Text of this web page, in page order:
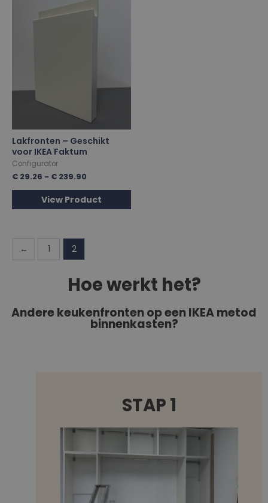
Lakfronten – Geschikt
voor IKEA Faktum
Configurator
€ 29.26 - € 239.90
View Product
← 1 2
Hoe werkt het?
Andere keukenfronten op een IKEA metod
binnenkasten?
STAP 1